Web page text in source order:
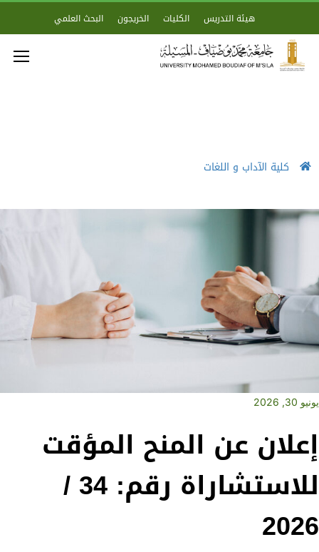
هيئة التدريس الكليات الخريجون البحث العلمي
كلية الآداب و اللغات
يونيو 30, 2026
إعلان عن المنح المؤقت
للاستشاراة رقم: 34 /
2026